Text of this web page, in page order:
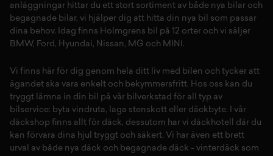
anläggningar hittar du ett stort sortiment av både nya bilar och
begagnade bilar, vi hjälper dig att hitta din nya bil som passar
dina behov. Idag finns Holmgrens bil på 12 orter och vi säljer
BMW, Ford, Hyundai, Nissan , MG och MINI.
Vi finns här för dig genom hela ditt liv med bilen och tycker att
ägandet ska vara enkelt och bekymmersfritt. Hos oss kan du
tryggt lämna in din bil på vår bilverkstad för all typ av
bilservice: byta vindruta, laga stenskott eller däckbyte. I vår
däckshop finns allt för däck, dessutom har vi däckhotell där du
kan förvara dina hjul tryggt och säkert. Vi har även ett brett
urval av både nya däck och begagnade däck - vinterdäck som